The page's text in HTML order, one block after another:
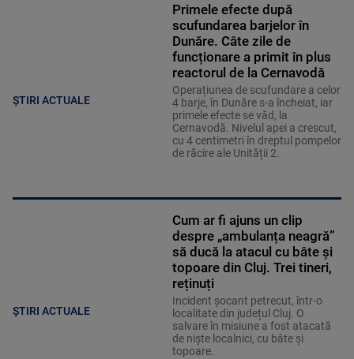
ȘTIRI ACTUALE
Primele efecte după
scufundarea barjelor în
Dunăre. Câte zile de
funcționare a primit în plus
reactorul de la Cernavodă
Operațiunea de scufundare a celor
4 barje, în Dunăre s-a încheiat, iar
primele efecte se văd, la
Cernavodă. Nivelul apei a crescut,
cu 4 centimetri în dreptul pompelor
de răcire ale Unității 2.
ȘTIRI ACTUALE
Cum ar fi ajuns un clip
despre „ambulanța neagră”
să ducă la atacul cu bâte și
topoare din Cluj. Trei tineri,
reținuți
Incident șocant petrecut, într-o
localitate din județul Cluj. O
salvare în misiune a fost atacată
de niște localnici, cu bâte și
topoare.